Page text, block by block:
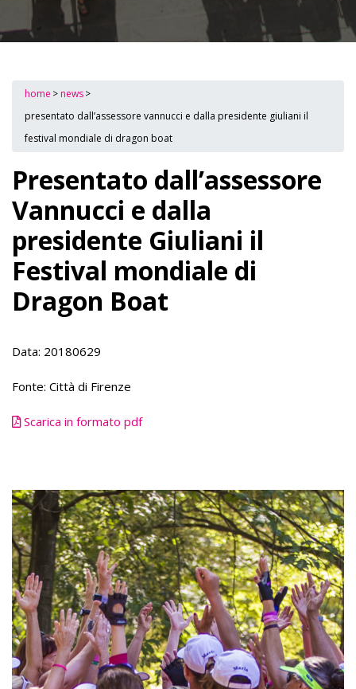
home > news>
presentato dall’assessore vannucci e dalla presidente giuliani il
festival mondiale di dragon boat
Presentato dall’assessore
Vannucci e dalla
presidente Giuliani il
Festival mondiale di
Dragon Boat
Data: 20180629
Fonte: Città di Firenze
Scarica in formato pdf